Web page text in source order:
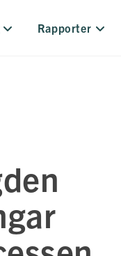
Rapporter